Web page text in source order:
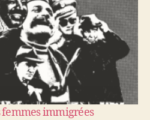
femmes immigrées